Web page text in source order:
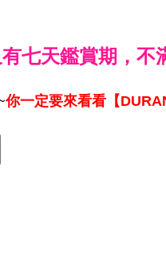
七天鑑賞期，不
你一定要來看看【